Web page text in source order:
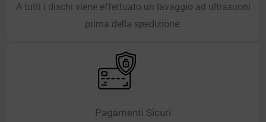
A tutti i dischi viene effettuato un lavaggio ad ultrasuoni
prima della spedizione.
Pagamenti Sicuri